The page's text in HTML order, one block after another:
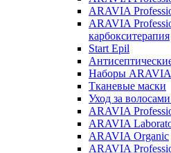
ARAVIA
ARAVIA
карбокситерапия
Start Epil
Наборы ARAVIA
Тканевые маски
Уход за
ARAVIA
ARAVIA
ARAVIA Organic
ARAVIA